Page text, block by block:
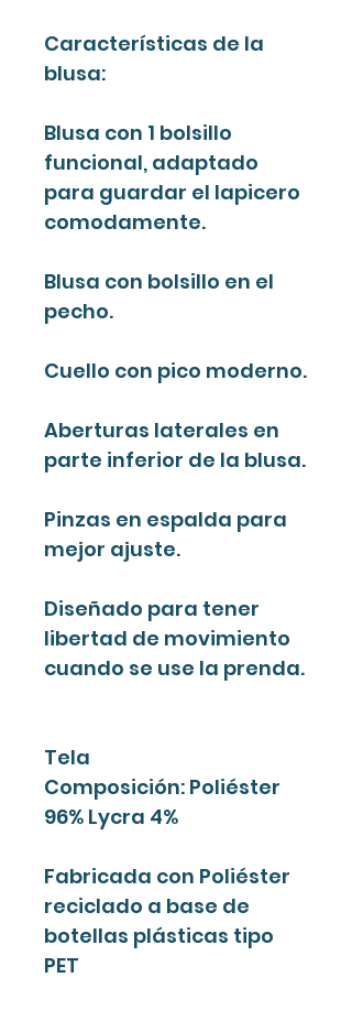
Características de la
blusa:
Blusa con 1 bolsillo
funcional, adaptado
para guardar el lapicero
comodamente.
Blusa con bolsillo en el
pecho.
Cuello con pico moderno.
Aberturas laterales en
parte inferior de la blusa.
Pinzas en espalda para
mejor ajuste.
Diseñado para tener
libertad de movimiento
cuando se use la prenda.
Tela
Composición: Poliéster
96% Lycra 4%
Fabricada con Poliéster
reciclado a base de
botellas plásticas tipo
PET